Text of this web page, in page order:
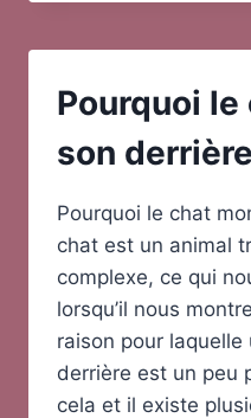
Pourquoi
son
Pourquoi le chat
chat est un animal
complexe, ce qui
lorsqu’il nous
raison pour
derrière est un peu
cela et il existe